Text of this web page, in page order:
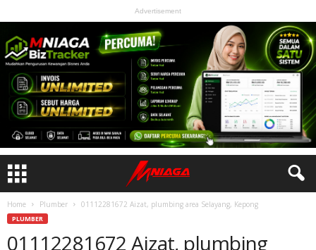
Advertisement
Home Plumber 01112281672 Aizat, plumbing area Selayang, Kepong
PLUMBER
01112281672 Aizat, plumbing